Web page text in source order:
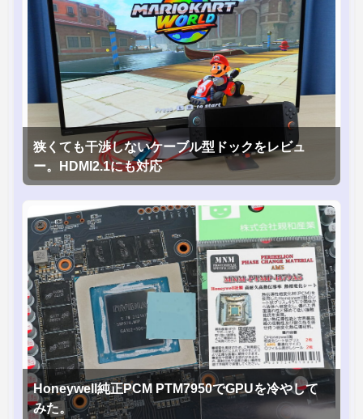
狭くても干渉しないケーブル型ドックをレビュ
ー。HDMI2.1にも対応
Honeywell純正PCM PTM7950でGPUを冷やして
みた。